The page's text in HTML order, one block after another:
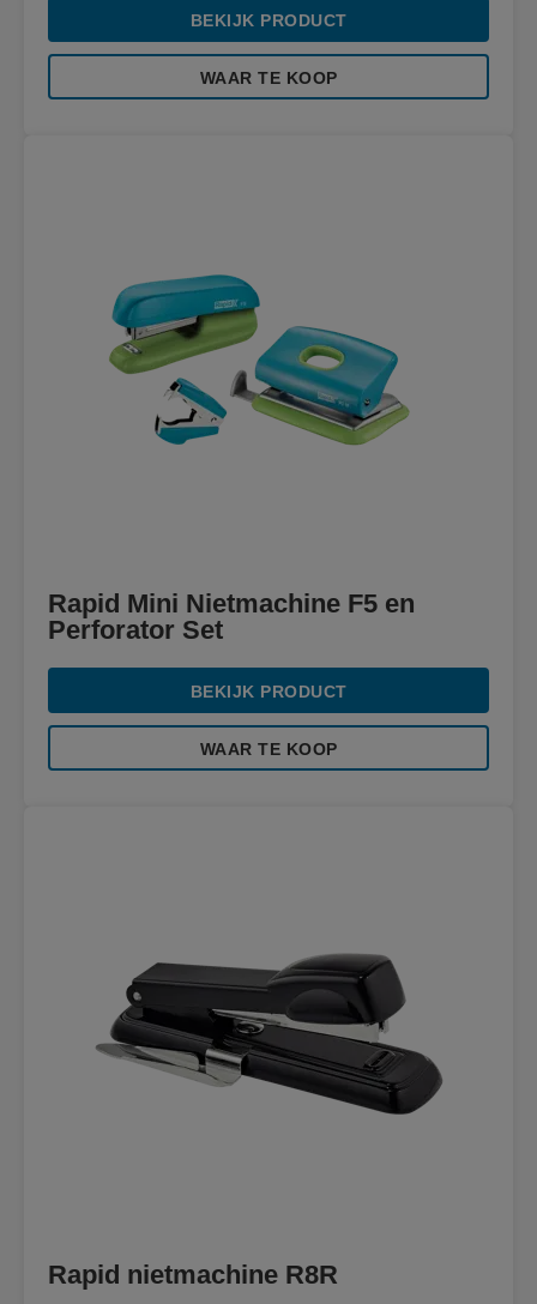
BEKIJK PRODUCT
WAAR TE KOOP
Rapid Mini Nietmachine F5 en
Perforator Set
BEKIJK PRODUCT
WAAR TE KOOP
Rapid nietmachine R8R